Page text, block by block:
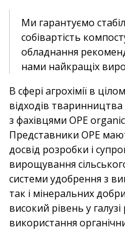
Ми гарантуємо
собівартість
обладнання
нами найкращіх
В сфері агрохімії в
відходів
з фахівцями ОРЕ
Представники ОРЕ
досвід розробки і
вирощування
системи удобрення з
так і мінеральних
високий рівень у
використання